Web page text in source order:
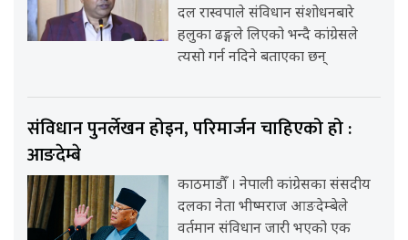
दल रास्वपाले संविधान संशोधनबारे
हलुका ढङ्गले लिएको भन्दै कांग्रेसले
त्यसो गर्न नदिने बताएका छन्
संविधान पुनर्लेखन होइन, परिमार्जन चाहिएको हो :
आङदेम्बे
काठमाडौँ । नेपाली कांग्रेसका संसदीय
दलका नेता भीष्मराज आङदेम्बेले
वर्तमान संविधान जारी भएको एक